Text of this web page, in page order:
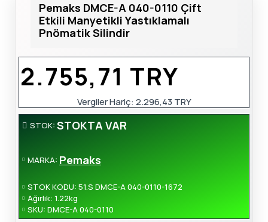
Pemaks DMCE-A 040-0110 Çift
Etkili Manyetikli Yastıklamalı
Pnömatik Silindir
STOK: STOKTA VAR
MARKA: Pemaks
STOK KODU: 51.S DMCE-A 040-0110-1672
Ağırlık: 1.22kg
SKU: DMCE-A 040-0110
2.755,71 TRY
Vergiler Hariç:2.296,43 TRY